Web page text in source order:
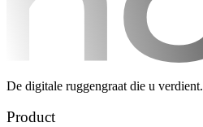
De digitale ruggengraat die u verdient.
Product